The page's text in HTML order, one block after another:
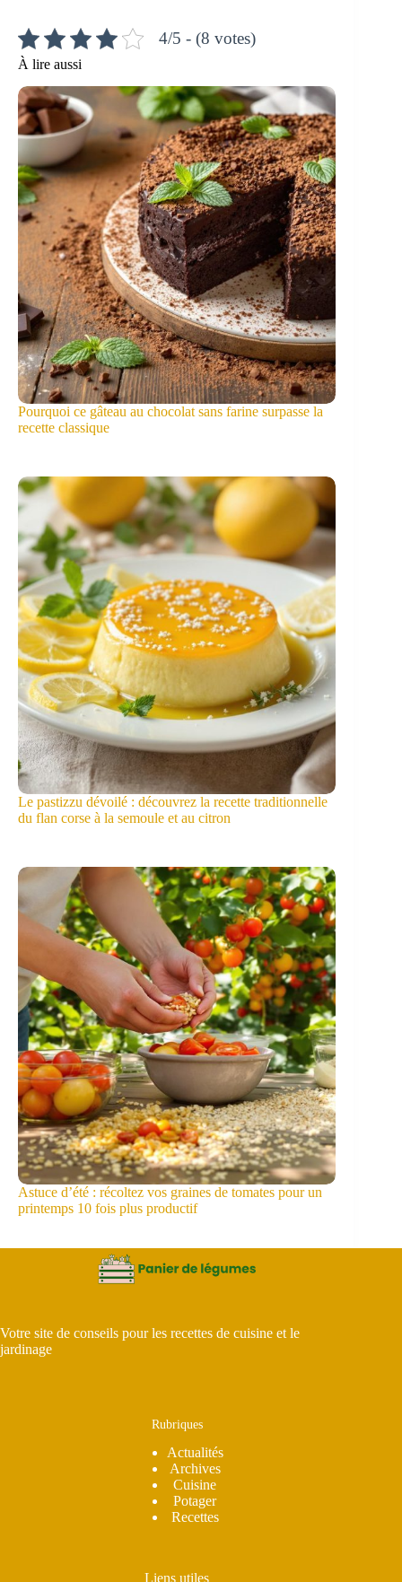
4/5 - (8 votes)
À lire aussi
Pourquoi ce gâteau au chocolat sans farine surpasse la
recette classique
Le pastizzu dévoilé : découvrez la recette traditionnelle
du flan corse à la semoule et au citron
Astuce d’été : récoltez vos graines de tomates pour un
printemps 10 fois plus productif
Votre site de conseils pour les recettes de cuisine et le
jardinage
Rubriques
Actualités
Archives
Cuisine
Potager
Recettes
Liens utiles